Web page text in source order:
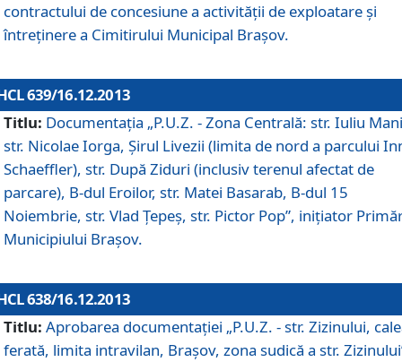
contractului de concesiune a activităţii de exploatare şi
întreţinere a Cimitirului Municipal Braşov.
639/16.12.2013
Titlu: Documentaţia „P.U.Z. - Zona Centrală: str. Iuliu
str. Nicolae Iorga, Şirul Livezii (limita de nord a parcului
Schaeffler), str. După Ziduri (inclusiv terenul afectat de
parcare), B-dul Eroilor, str. Matei Basarab, B-dul 15
Noiembrie, str. Vlad Ţepeş, str. Pictor Pop”, iniţiator
Municipiului Braşov.
638/16.12.2013
Titlu: Aprobarea documentaţiei „P.U.Z. - str. Zizinului,
ferată, limita intravilan, Braşov, zona sudică a str.